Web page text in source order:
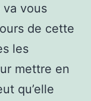
vous
de cette
les
mettre en
qu’elle